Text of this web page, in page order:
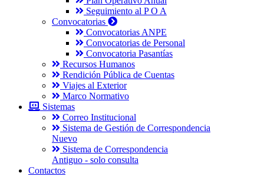
Seguimiento al P O A
Convocatorias
Convocatorias ANPE
Convocatorias de Personal
Convocatoria Pasantías
Recursos Humanos
Rendición Pública de Cuentas
Viajes al Exterior
Marco Normativo
Sistemas
Correo Institucional
Sistema de Gestión de Correspondencia
Nuevo
Sistema de Correspondencia
Antiguo - solo consulta
Contactos